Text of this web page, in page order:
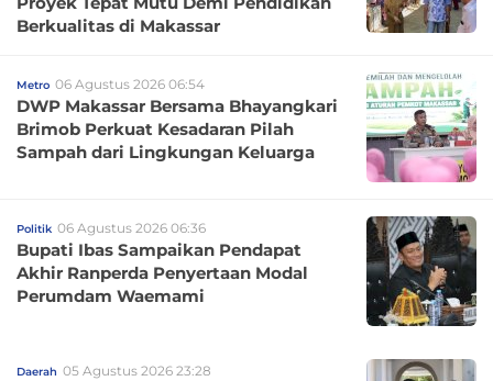
Berkualitas di Makassar
Metro 06 Agustus 2026 06:54
DWP Makassar Bersama Bhayangkari
Brimob Perkuat Kesadaran Pilah
Sampah dari Lingkungan Keluarga
Politik 06 Agustus 2026 06:36
Bupati Ibas Sampaikan Pendapat
Akhir Ranperda Penyertaan Modal
Perumdam Waemami
Daerah 05 Agustus 2026 23:28